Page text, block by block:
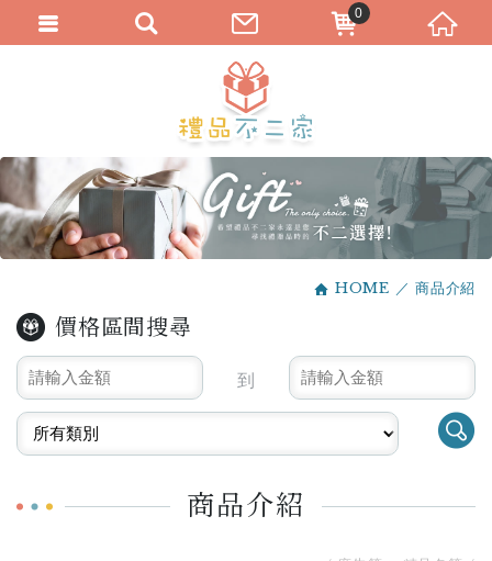
HOME 商品介紹
價格區間搜尋
到
商品介紹
0